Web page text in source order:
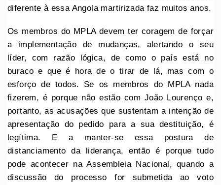
diferente à essa Angola martirizada faz muitos anos.
Os membros do MPLA devem ter coragem de forçar
a implementação de mudanças, alertando o seu
líder, com razão lógica, de como o país está no
buraco e que é hora de o tirar de lá, mas com o
esforço de todos. Se os membros do MPLA nada
fizerem, é porque não estão com João Lourenço e,
portanto, as acusações que sustentam a intenção de
apresentação do pedido para a sua destituição, é
legítima. E a manter-se essa postura de
distanciamento da liderança, então é porque tudo
pode acontecer na Assembleia Nacional, quando a
discussão do processo for submetida ao voto